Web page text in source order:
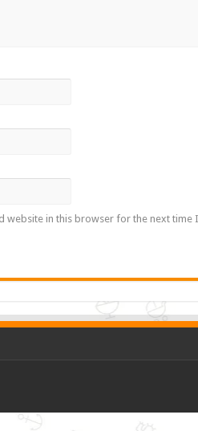
website in this browser for the next time